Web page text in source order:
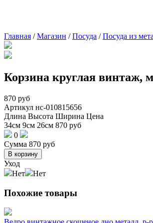
Главная /Магазин /Посуда /Посуда из
Корзина круглая винтаж,
870 руб
Артикул нс-010815656
Длина Высота Ширина Цена
34см 9см 26см 870 руб
0
Сумма 870 руб
В корзину
Уход
Нет
Нет
Похожие товары